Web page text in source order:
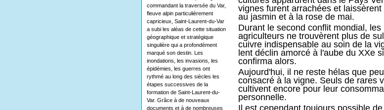
commandant la traversée du Var,
fleuve alpin particulièrement
capricieux, Saint-Laurent-du-Var
a subi les aléas de cette situation
géographique et stratégique
singulière qui a profondément
marqué son destin. Les
inondations, les invasions, les
épidémies, les guerres ont
rythmé au long des siècles les
étapes successives de la
formation de Saint-Laurent-du-
Var. Grâce à de nouveaux
documents et à de nombreuses
vignes furent arrachées et laissèrent
au jasmin et à la rose de mai.
Durant le second conflit mondial, les
agriculteurs ne trouvèrent plus de
cuivre indispensable au soin de la
lent déclin amorcé à l'aube du XXe
confirma alors.
Aujourd'hui, il ne reste hélas que
consacré à la vigne. Seuls de rares
cultivent encore pour leur
personnelle.